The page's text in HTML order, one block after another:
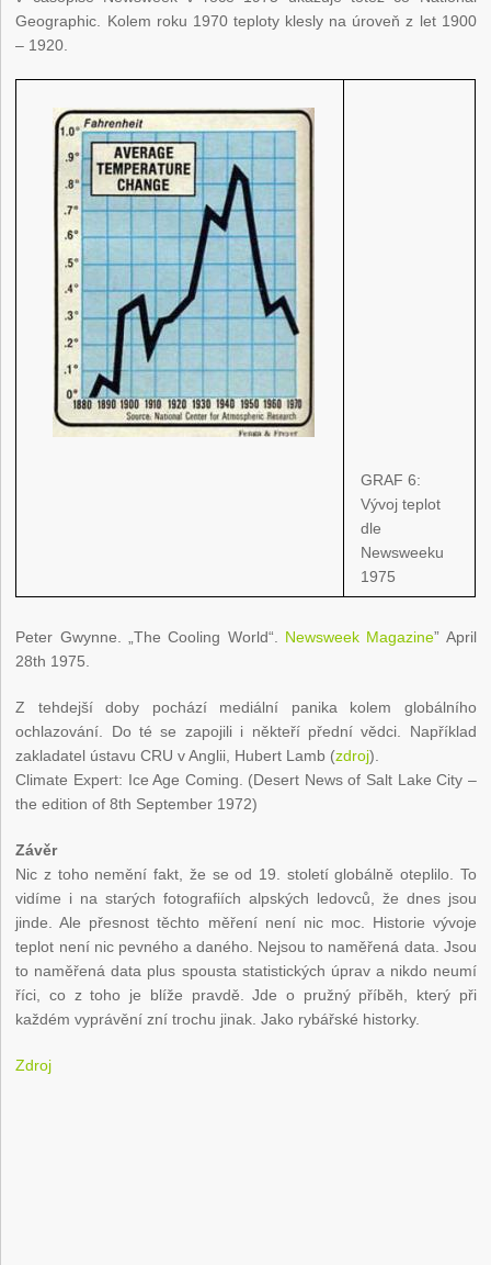
Geographic. Kolem roku 1970 teploty klesly na úroveň z let 1900
– 1920.
GRAF 6:
Vývoj teplot
dle
Newsweeku
1975
Peter Gwynne. „The Cooling World“. Newsweek Magazine” April
28th 1975.
Z tehdejší doby pochází mediální panika kolem globálního
ochlazování. Do té se zapojili i někteří přední vědci. Například
zakladatel ústavu CRU v Anglii, Hubert Lamb (zdroj).
Climate Expert: Ice Age Coming. (Desert News of Salt Lake City –
the edition of 8th September 1972)
Závěr
Nic z toho nemění fakt, že se od 19. století globálně oteplilo. To
vidíme i na starých fotografiích alpských ledovců, že dnes jsou
jinde. Ale přesnost těchto měření není nic moc. Historie vývoje
teplot není nic pevného a daného. Nejsou to naměřená data. Jsou
to naměřená data plus spousta statistických úprav a nikdo neumí
říci, co z toho je blíže pravdě. Jde o pružný příběh, který při
každém vyprávění zní trochu jinak. Jako rybářské historky.
Zdroj